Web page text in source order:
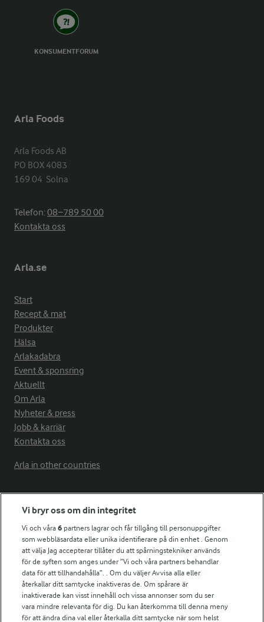
KONSUMENTFORUM
Arla Foods
Arla Foods AB
PO BOX 4083
169 04  Solna
Telefon:08−789 50 00
Kontakta oss
Arla.se
Start
Recept & mat
Produkter
Hälsa
Arlakadabra
Event & sponsring
Aktuellt
Om Arla
Nyheter & press
Jobb & karriär
Kontakta oss
Arla in other countries
Fler Arlasajter
För ägare
Arlas kundportal
Arla.com
Falbygdens Ost
Arla webbshop
Bildbank
Vi bryr oss om din integritet
Vi och våra6 partners lagrar och får tillgång till personuppgifter
som webbläsardata eller unika identifierare på din enhet . Genom
att välja Jag accepterar tillåter du att spårningstekniker används
för de syften som anges under ”Vi och våra partners behandlar
data för att tillhandahålla”. . Om du väljer Avvisa alla eller
återkallar ditt samtycke inaktiveras de. Om spårare är
inaktiverade kan visst innehåll och vissa annonser som du ser
vara mindre relevanta för dig. Du kan återkomma till denna meny
för att ändra dina val eller återkalla ditt samtycke när som helst